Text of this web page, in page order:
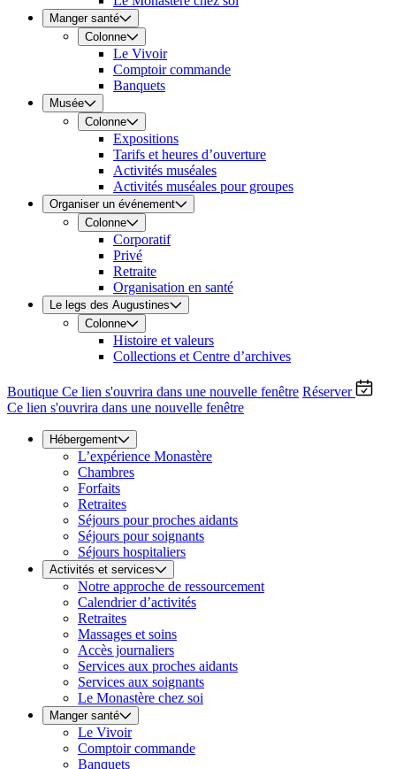
Manger santé
Colonne
Le Vivoir
Comptoir commande
Banquets
Musée
Colonne
Expositions
Tarifs et heures d’ouverture
Activités muséales
Activités muséales pour groupes
Organiser un événement
Colonne
Corporatif
Privé
Retraite
Organisation en santé
Le legs des Augustines
Colonne
Histoire et valeurs
Collections et Centre d’archives
Boutique Ce lien s'ouvrira dans une nouvelle fenêtre Réserver
Ce lien s'ouvrira dans une nouvelle fenêtre
Hébergement
L’expérience Monastère
Chambres
Forfaits
Retraites
Séjours pour proches aidants
Séjours pour soignants
Séjours hospitaliers
Activités et services
Notre approche de ressourcement
Calendrier d’activités
Retraites
Massages et soins
Accès journaliers
Services aux proches aidants
Services aux soignants
Le Monastère chez soi
Manger santé
Le Vivoir
Comptoir commande
Banquets